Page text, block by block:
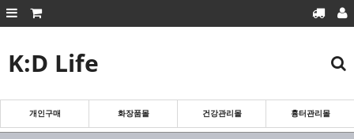
회원가입
흉터관리몰
K:D Life
개인구매 화장품몰 건강관리몰 흉터관리몰